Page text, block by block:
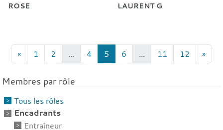
ROSE LAURENT G
« 1 2 ... 4 5 6 ... 11 12 »
Membres par rôle
Tous les rôles
Encadrants
Entraîneur